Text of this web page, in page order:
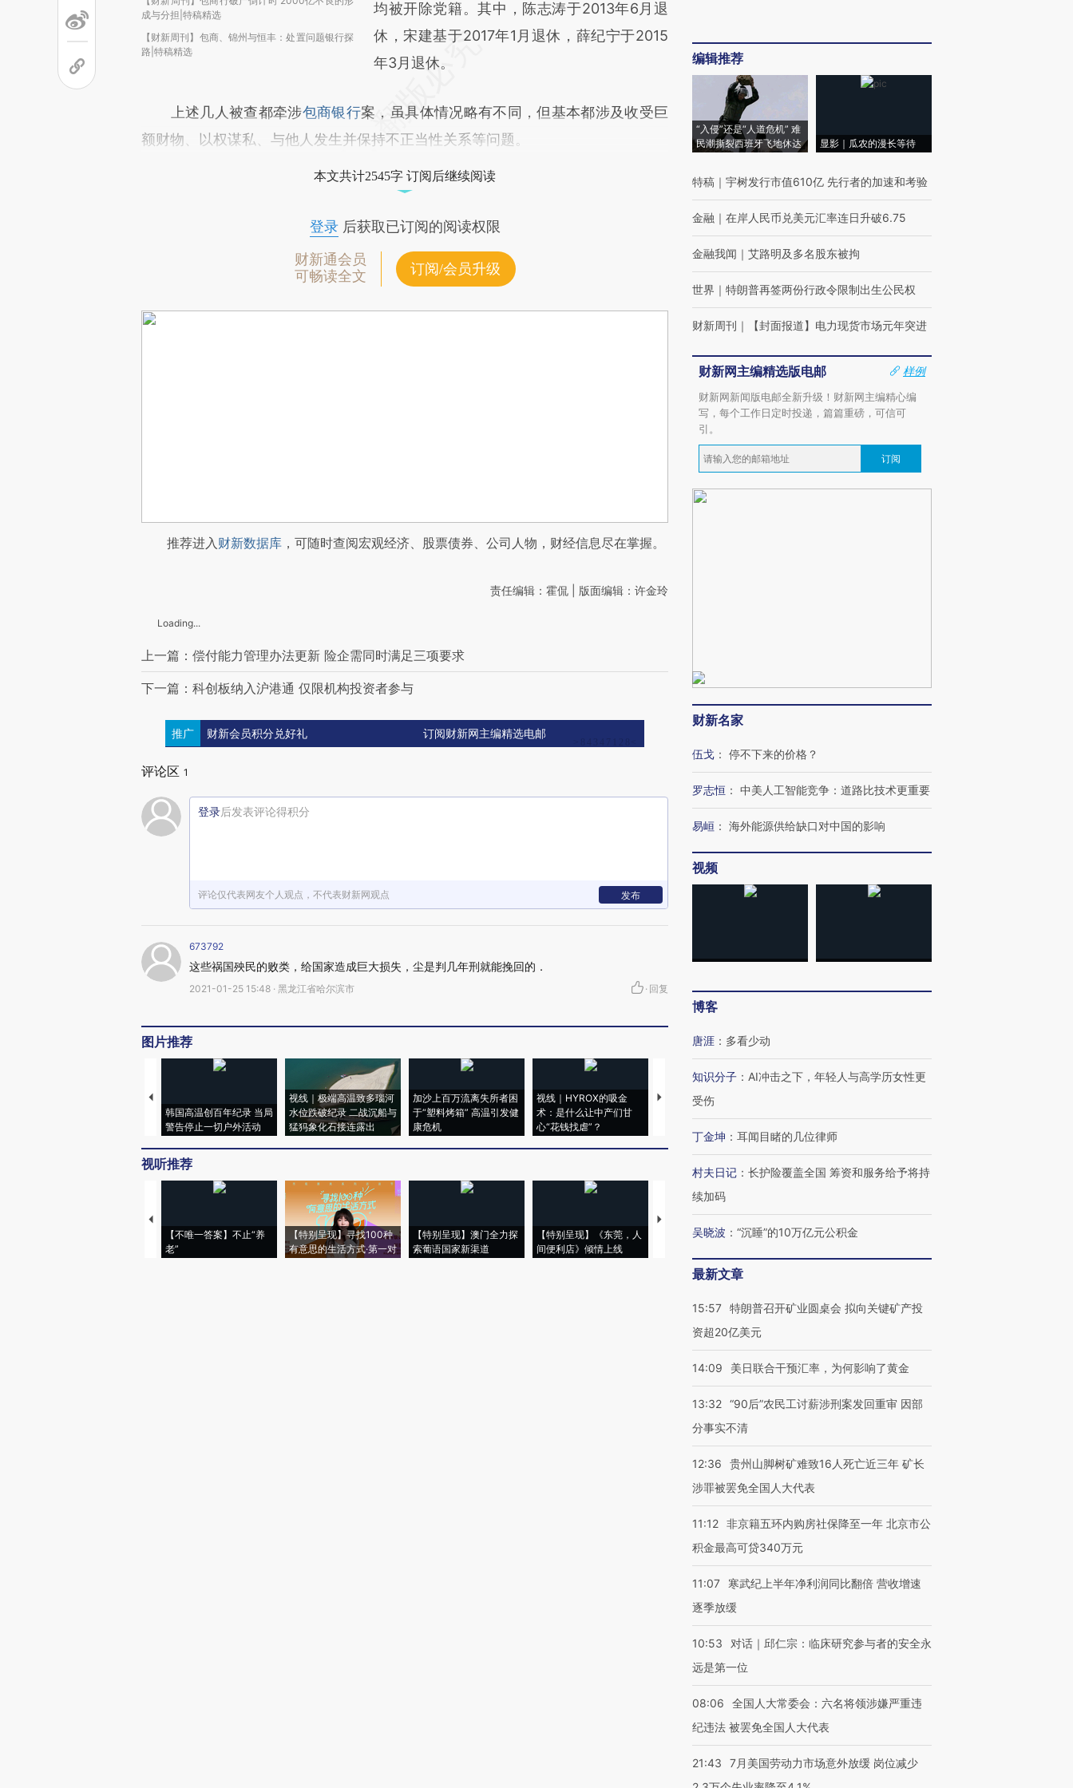
成与分担|特稿精选
【财新周刊】包商、锦州与恒丰：处置问题银行探
路|特稿精选
均被开除党籍。其中，陈志涛于2013年6月退
休，宋建基于2017年1月退休，薛纪宁于2015
年3月退休。
上述几人被查都牵涉包商银行案，虽具体情况略有不同，但基本都涉及收受巨
额财物、以权谋私、与他人发生并保持不正当性关系等问题。
本文共计2545字 订阅后继续阅读
登录后获取已订阅的阅读权限
财新通会员
可畅读全文
订阅/会员升级
推荐进入财新数据库 ，可随时查阅宏观经济、股票债券、公司人物，财经信息尽在掌握。
责任编辑：霍侃 | 版面编辑：许金玲
Loading...
上一篇：偿付能力管理办法更新 险企需同时满足三项要求
下一篇：科创板纳入沪港通 仅限机构投资者参与
推广 财新会员积分兑好礼 订阅财新网主编精选电邮
评论区 1
登录后发表评论得积分
评论仅代表网友个人观点，不代表财新网观点 发布
673792
这些祸国殃民的败类，给国家造成巨大损失，尘是判几年刑就能挽回的．
2021-01-25 15:48 · 黑龙江省哈尔滨市 · 回复
图片推荐
韩国高温创百年纪录 当局
警告停止一切户外活动
视线｜极端高温致多瑙河
水位跌破纪录 二战沉船与
猛犸象化石接连露出
加沙上百万流离失所者困
于“塑料烤箱” 高温引发健
康危机
视线｜HYROX的吸金
术：是什么让中产们甘
心“花钱找虐”？
马航飞行员跨国走私7万
视听推荐
【不唯一答案】不止“养
老”
【特别呈现】寻找100种
有意思的生活方式·第一对
【特别呈现】澳门全力探
索葡语国家新渠道
【特别呈现】《东莞，人
间便利店》倾情上线
【推广】走进第四届链博
会，让数智科技“链”接产
【特别呈现】寻找100种
编辑推荐
“入侵”还是“人道危机” 难
民潮撕裂西班牙飞地休达
显影｜瓜农的漫长等待
特稿 ｜ 宇树发行市值610亿 先行者的加速和考验
金融 ｜ 在岸人民币兑美元汇率连日升破6.75
金融我闻 ｜ 艾路明及多名股东被拘
世界 ｜ 特朗普再签两份行政令限制出生公民权
财新周刊 ｜ 【封面报道】电力现货市场元年突进
财新网主编精选版电邮
样例
财新网新闻版电邮全新升级！财新网主编精心编
写，每个工作日定时投递，篇篇重磅，可信可
引。
订阅
财新名家
伍戈 ： 停不下来的价格？
罗志恒 ： 中美人工智能竞争：道路比技术更重要
易峘 ： 海外能源供给缺口对中国的影响
视频
博客
唐涯 ： 多看少动
知识分子 ： AI冲击之下，年轻人与高学历女性更
受伤
丁金坤 ： 耳闻目睹的几位律师
村夫日记 ： 长护险覆盖全国 筹资和服务给予将持
续加码
吴晓波 ： “沉睡”的10万亿元公积金
最新文章
15:57 特朗普召开矿业圆桌会 拟向关键矿产投
资超20亿美元
14:09 美日联合干预汇率，为何影响了黄金
13:32 “90后”农民工讨薪涉刑案发回重审 因部
分事实不清
12:36
贵州山脚树矿难致16人死亡近三年 矿长
涉罪被罢免全国人大代表
11:12 非京籍五环内购房社保降至一年 北京市公
积金最高可贷340万元
11:07
寒武纪上半年净利润同比翻倍 营收增速
逐季放缓
10:53
对话｜邱仁宗：临床研究参与者的安全永
远是第一位
08:06
全国人大常委会：六名将领涉嫌严重违
纪违法 被罢免全国人大代表
21:43
7月美国劳动力市场意外放缓 岗位减少